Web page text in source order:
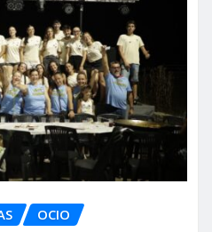
OCIO